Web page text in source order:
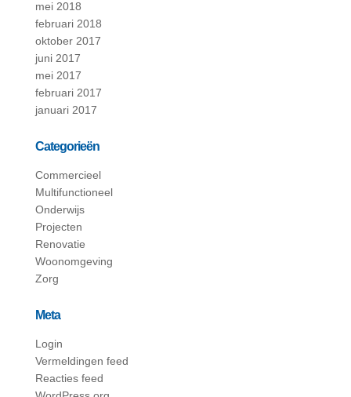
mei 2018
februari 2018
oktober 2017
juni 2017
mei 2017
februari 2017
januari 2017
Categorieën
Commercieel
Multifunctioneel
Onderwijs
Projecten
Renovatie
Woonomgeving
Zorg
Meta
Login
Vermeldingen feed
Reacties feed